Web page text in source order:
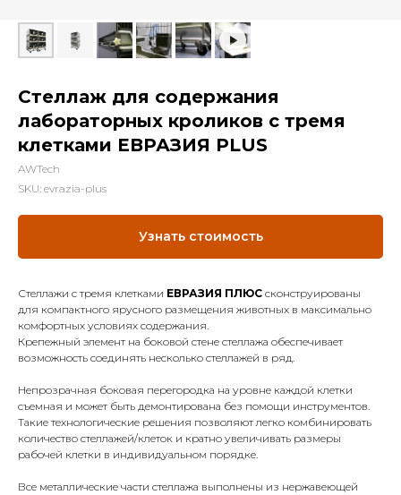
Стеллаж для содержания
лабораторных кроликов с тремя
клетками ЕВРАЗИЯ PLUS
AWTech
SKU: evrazia-plus
Узнать стоимость
Стеллажи с тремя клетками ЕВРАЗИЯ ПЛЮС сконструированы
для компактного ярусного размещения животных в максимально
комфортных условиях содержания.
Крепежный элемент на боковой стене стеллажа обеспечивает
возможность соединять несколько стеллажей в ряд.
Непрозрачная боковая перегородка на уровне каждой клетки
съемная и может быть демонтирована без помощи инструментов.
Такие технологические решения позволяют легко комбинировать
количество стеллажей/клеток и кратно увеличивать размеры
рабочей клетки в индивидуальном порядке.
Все металлические части стеллажа выполнены ​​из нержавеющей